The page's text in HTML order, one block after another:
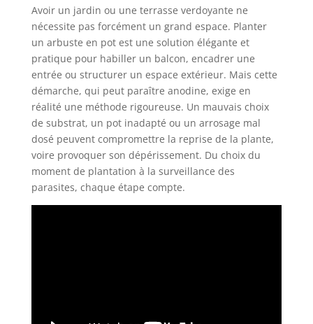
Avoir un jardin ou une terrasse verdoyante ne
nécessite pas forcément un grand espace. Planter
un arbuste en pot est une solution élégante et
pratique pour habiller un balcon, encadrer une
entrée ou structurer un espace extérieur. Mais cette
démarche, qui peut paraître anodine, exige en
réalité une méthode rigoureuse. Un mauvais choix
de substrat, un pot inadapté ou un arrosage mal
dosé peuvent compromettre la reprise de la plante,
voire provoquer son dépérissement. Du choix du
moment de plantation à la surveillance des
parasites, chaque étape compte.